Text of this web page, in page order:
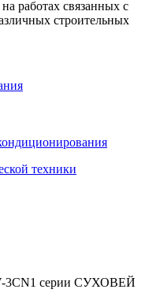
работах связанных с
строительных
техники
3CN1 серии СУХОВЕЙ